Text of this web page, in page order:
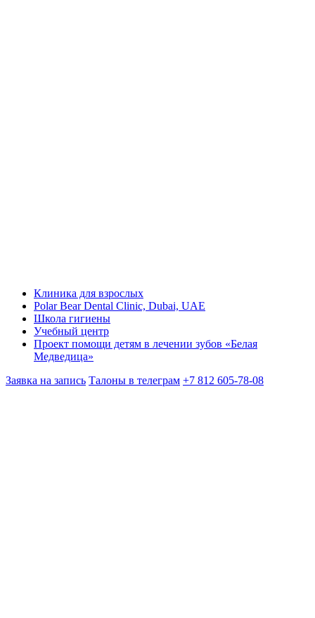
Клиника для взрослых
Polar Bear Dental Clinic, Dubai, UAE
Школа гигиены
Учебный центр
Проект помощи детям в лечении зубов «Белая
Медведица»
Заявка на запись Талоны в телеграм +7 812 605-78-08